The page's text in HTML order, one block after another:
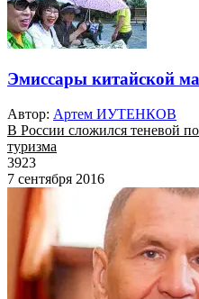
Эмиссары китайской
Автор: Артем ИУТЕНКОВ
В России сложился теневой
туризма
3923
7 сентября 2016